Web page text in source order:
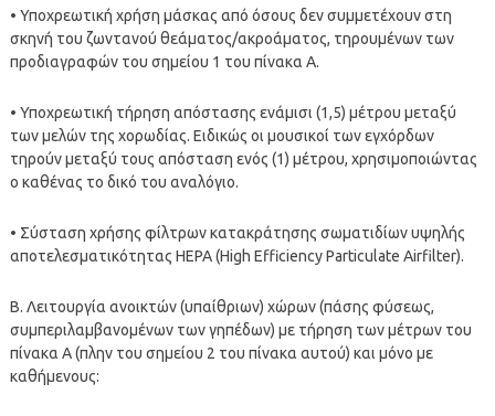
• Υποχρεωτική χρήση μάσκας από όσους δεν συμμετέχουν στη
σκηνή του ζωντανού θεάματος/ακροάματος, τηρουμένων των
προδιαγραφών του σημείου 1 του πίνακα Α.
• Υποχρεωτική τήρηση απόστασης ενάμισι (1,5) μέτρου μεταξύ
των μελών της χορωδίας. Ειδικώς οι μουσικοί των εγχόρδων
τηρούν μεταξύ τους απόσταση ενός (1) μέτρου, χρησιμοποιώντας
ο καθένας το δικό του αναλόγιο.
• Σύσταση χρήσης φίλτρων κατακράτησης σωματιδίων υψηλής
αποτελεσματικότητας HEPA (High Efficiency Particulate Airfilter).
Β. Λειτουργία ανοικτών (υπαίθριων) χώρων (πάσης φύσεως,
συμπεριλαμβανομένων των γηπέδων) με τήρηση των μέτρων του
πίνακα Α (πλην του σημείου 2 του πίνακα αυτού) και μόνο με
καθήμενους: